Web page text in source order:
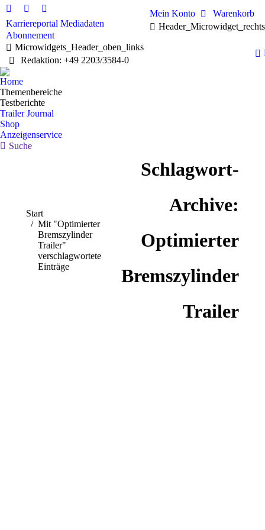
Linkedin
page
opens
in
new
window
Facebook
page
opens
in
new
X
page
opens
in
new
Karriereportal Mediadaten
Abonnement
Microwidgets_Header_oben_links
Redaktion: +49 2203/3584-0
Mein Konto
Warenkorb
Home
Themenbereiche
Testberichte
Trailer Journal
Shop
Anzeigenservice
Search:
Suche
Sie befinden sich hier:
Start
Mit "Optimierter
Bremszylinder
Trailer"
verschlagwortete
Einträge
Schlagwort-
Archive:
Optimierter
Bremszylinder
Trailer